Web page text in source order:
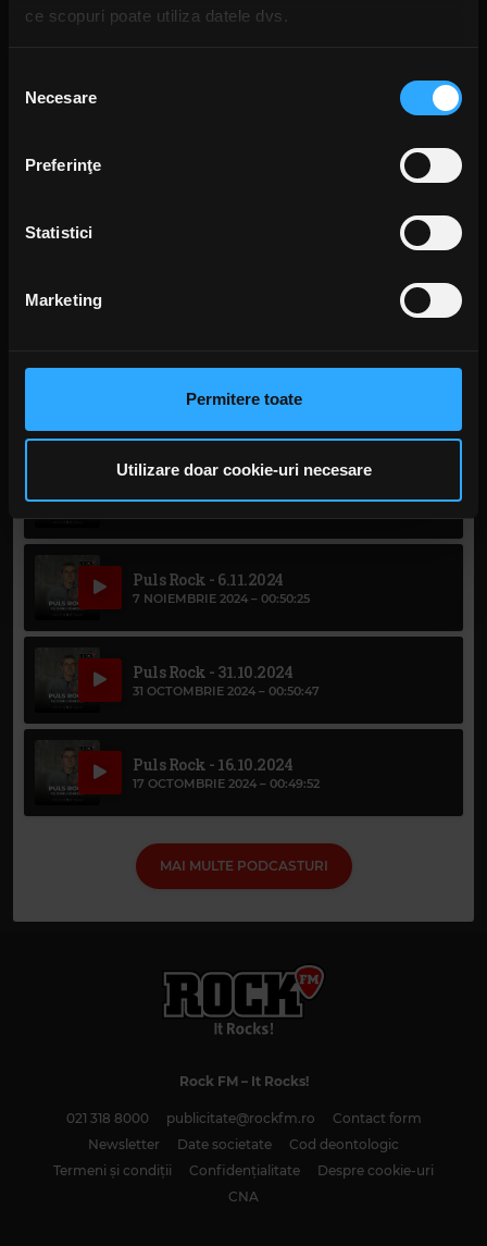
ce scopuri poate utiliza datele dvs.
Să colectăm informațiile cu privire la locația dvs.
Să vă identificăm dispozitivul scanândul-l în mod
activ după caracteristici specifice (amprentare)
dvs. personale și configurați-vă preferințele la
secțiunea
anunțurile, pentru a oferi funcții de rețele sociale și pentru
a analiza traficul. De asemenea, le oferim partenerilor de
privire la modul în care folosiți site-ul nostru. Aceștia le
pot combina cu alte informații oferite de dvs. sau culese
în urma folosirii serviciilor lor. În cazul în care alegeți să
continuați să utilizați website-ul nostru, sunteți de acord
cu utilizarea modulelor noastre cookie.
consimțământului
Necesare
Preferinţe
Statistici
Marketing
Permitere toate
Utilizare doar cookie-uri necesare
Puls Rock - 18.12.2024
Puls Rock - 20/11/2024
14 NOIEMBRIE 2024 –00:48:42
Puls Rock - 6.11.2024
7 NOIEMBRIE 2024 – 00:50:25
Puls Rock - 31.10.2024
31 OCTOMBRIE 2024 – 00:50:47
Puls Rock - 16.10.2024
17 OCTOMBRIE 2024 – 00:49:52
MAI MULTE PODCASTURI
Rock FM– It Rocks!
021 318 8000 publicitate@rockfm.ro
Contact form
Newsletter
Date societate
Cod deontologic
Termeni și condiții
Confidențialitate
Despre cookie-uri
CNA